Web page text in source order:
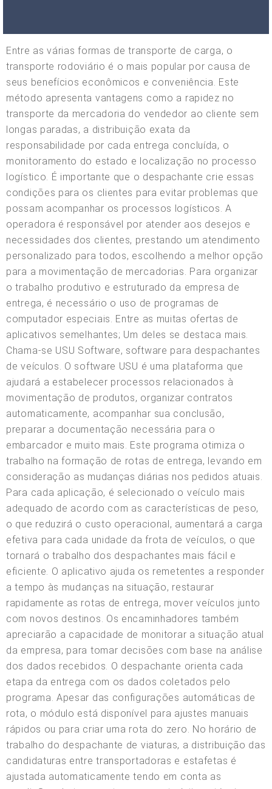
Entre as várias formas de transporte de carga, o
transporte rodoviário é o mais popular por causa de
seus benefícios econômicos e conveniência. Este
método apresenta vantagens como a rapidez no
transporte da mercadoria do vendedor ao cliente sem
longas paradas, a distribuição exata da
responsabilidade por cada entrega concluída, o
monitoramento do estado e localização no processo
logístico. É importante que o despachante crie essas
condições para os clientes para evitar problemas que
possam acompanhar os processos logísticos. A
operadora é responsável por atender aos desejos e
necessidades dos clientes, prestando um atendimento
personalizado para todos, escolhendo a melhor opção
para a movimentação de mercadorias. Para organizar
o trabalho produtivo e estruturado da empresa de
entrega, é necessário o uso de programas de
computador especiais. Entre as muitas ofertas de
aplicativos semelhantes; Um deles se destaca mais.
Chama-se USU Software, software para despachantes
de veículos. O software USU é uma plataforma que
ajudará a estabelecer processos relacionados à
movimentação de produtos, organizar contratos
automaticamente, acompanhar sua conclusão,
preparar a documentação necessária para o
embarcador e muito mais. Este programa otimiza o
trabalho na formação de rotas de entrega, levando em
consideração as mudanças diárias nos pedidos atuais.
Para cada aplicação, é selecionado o veículo mais
adequado de acordo com as características de peso,
o que reduzirá o custo operacional, aumentará a carga
efetiva para cada unidade da frota de veículos, o que
tornará o trabalho dos despachantes mais fácil e
eficiente. O aplicativo ajuda os remetentes a responder
a tempo às mudanças na situação, restaurar
rapidamente as rotas de entrega, mover veículos junto
com novos destinos. Os encaminhadores também
apreciarão a capacidade de monitorar a situação atual
da empresa, para tomar decisões com base na análise
dos dados recebidos. O despachante orienta cada
etapa da entrega com os dados coletados pelo
programa. Apesar das configurações automáticas de
rota, o módulo está disponível para ajustes manuais
rápidos ou para criar uma rota do zero. No horário de
trabalho do despachante de viaturas, a distribuição das
candidaturas entre transportadoras e estafetas é
ajustada automaticamente tendo em conta as